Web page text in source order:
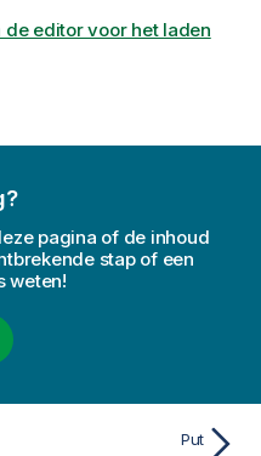
editor voor het laden
pagina of de inhoud
stap of een
weten!
Put